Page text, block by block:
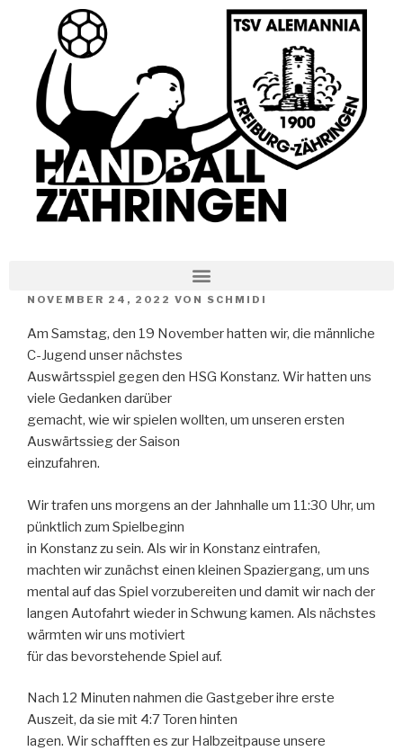
NOVEMBER 24, 2022 VON SCHMIDI
Am Samstag, den 19 November hatten wir, die männliche
C-Jugend unser nächstes
Auswärtsspiel gegen den HSG Konstanz. Wir hatten uns
viele Gedanken darüber
gemacht, wie wir spielen wollten, um unseren ersten
Auswärtssieg der Saison
einzufahren.
Wir trafen uns morgens an der Jahnhalle um 11:30 Uhr, um
pünktlich zum Spielbeginn
in Konstanz zu sein. Als wir in Konstanz eintrafen,
machten wir zunächst einen kleinen Spaziergang, um uns
mental auf das Spiel vorzubereiten und damit wir nach der
langen Autofahrt wieder in Schwung kamen. Als nächstes
wärmten wir uns motiviert
für das bevorstehende Spiel auf.
Nach 12 Minuten nahmen die Gastgeber ihre erste
Auszeit, da sie mit 4:7 Toren hinten
lagen. Wir schafften es zur Halbzeitpause unsere